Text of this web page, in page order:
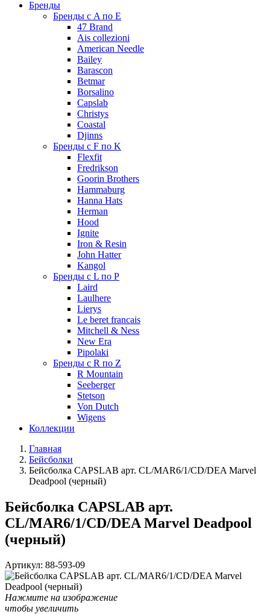
Бренды
Бренды с A по E
47 Brand
Ais collezioni
American Needle
Bailey
Barascon
Betmar
Borsalino
Capslab
Christys
Coastal
Djinns
Бренды с F по K
Flexfit
Fredrikson
Goorin Brothers
Hammaburg
Hanna Hats
Herman
Hood
Ignite
Iron & Resin
John Hatter
Kangol
Бренды с L по P
Laird
Laulhere
Lierys
Le beret francais
Mitchell & Ness
New Era
Pipolaki
Бренды с R по Z
R Mountain
Seeberger
Stetson
Von Dutch
Wigens
Коллекции
Главная
Бейсболки
Бейсболка CAPSLAB арт. CL/MAR6/1/CD/DEA Marvel
Deadpool (черный)
Бейсболка CAPSLAB арт.
CL/MAR6/1/CD/DEA Marvel Deadpool
(черный)
Артикул: 88-593-09
Нажмите на изображение
чтобы увеличить